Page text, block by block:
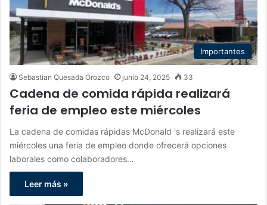
Importantes
Sebastian Quesada Orozco junio 24, 2025 33
Cadena de comida rápida realizará
feria de empleo este miércoles
La cadena de comidas rápidas McDonald ‘s realizará este
miércoles una feria de empleo donde ofrecerá opciones
laborales como colaboradores…
Leer más »